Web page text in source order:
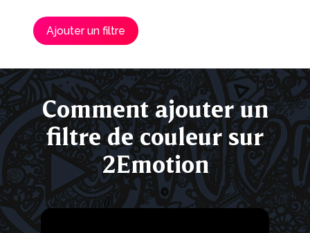
Ajouter un filtre
Commentajouter un
filtre de couleur sur
2Emotion